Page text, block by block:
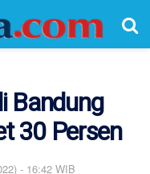
Bandung
30 Persen
- 16:42 WIB